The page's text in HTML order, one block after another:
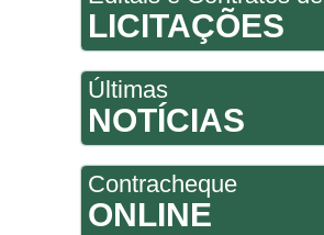
LICITAÇÕES
Últimas
NOTÍCIAS
Contracheque
ONLINE